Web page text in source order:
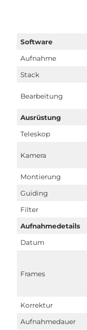
Software
Aufnahme
Stack
Bearbeitung
Ausrüstung
Teleskop
Kamera
Montierung
Guiding
Filter
Aufnahmedetails
Datum
Frames
Korrektur
Aufnahmedauer